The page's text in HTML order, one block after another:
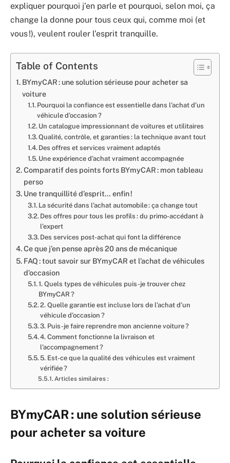
expliquer pourquoi j’en parle et pourquoi, selon moi, ça
change la donne pour tous ceux qui, comme moi (et
vous !), veulent rouler l’esprit tranquille.
Table of Contents
BYmyCAR : une solution sérieuse pour acheter sa
voiture
Pourquoi la confiance est essentielle dans l’achat d’un
véhicule d’occasion ?
Un catalogue impressionnant de voitures et utilitaires
Qualité, contrôle, et garanties : la technique avant tout
Des offres et services vraiment adaptés
Une expérience d’achat vraiment accompagnée
Comparatif des points forts BYmyCAR : mon tableau
perso
Une tranquillité d’esprit… enfin !
La sécurité dans l’achat automobile : ça change tout
Des offres pour tous les profils : du primo-accédant à
l’expert
Des services post-achat qui font la différence
Ce que j’en pense après 20 ans de mécanique
FAQ : tout savoir sur BYmyCAR et l’achat de véhicules
d’occasion
1. Quels types de véhicules puis-je trouver chez
BYmyCAR ?
2. Quelle garantie est incluse lors de l’achat d’un
véhicule d’occasion ?
3. Puis-je faire reprendre mon ancienne voiture ?
4. Comment fonctionne la livraison et
l’accompagnement ?
5. Est-ce que la qualité des véhicules est vraiment
vérifiée ?
Articles similaires :
BYmyCAR : une solution sérieuse
pour acheter sa voiture